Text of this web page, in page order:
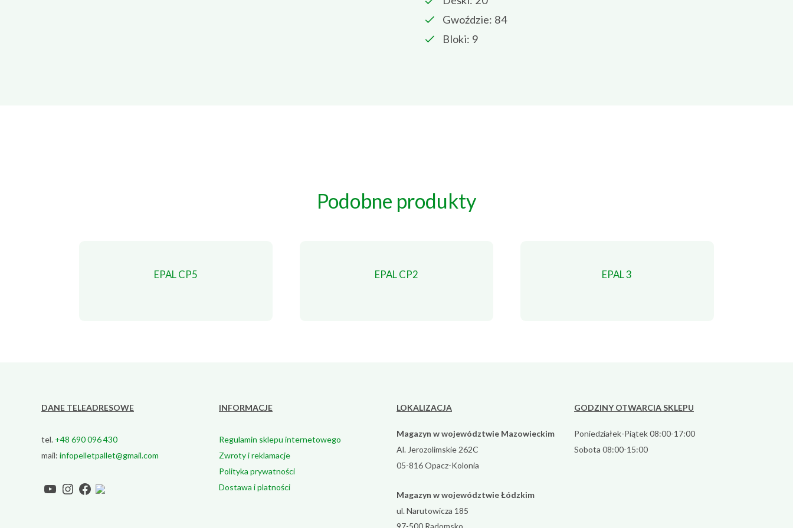
Gwoździe: 84
Bloki: 9
Podobne produkty
EPAL CP5 EPAL CP2 EPAL 3
DANE TELEADRESOWE
tel. +48 690 096 430
mail: infopelletpallet@gmail.com
YouTube
Instagram
Facebook
TikTok
INFORMACJE
Regulamin sklepu internetowego
Zwroty i reklamacje
Polityka prywatności
Dostawa i platności
LOKALIZACJA
Magazyn w województwie Mazowieckim
Al. Jerozolimskie 262C
05-816 Opacz-Kolonia
Magazyn w województwie Łódzkim
ul. Narutowicza 185
GODZINY OTWARCIA SKLEPU
Poniedziałek-Piątek 08:00-17:00
Sobota 08:00-15:00